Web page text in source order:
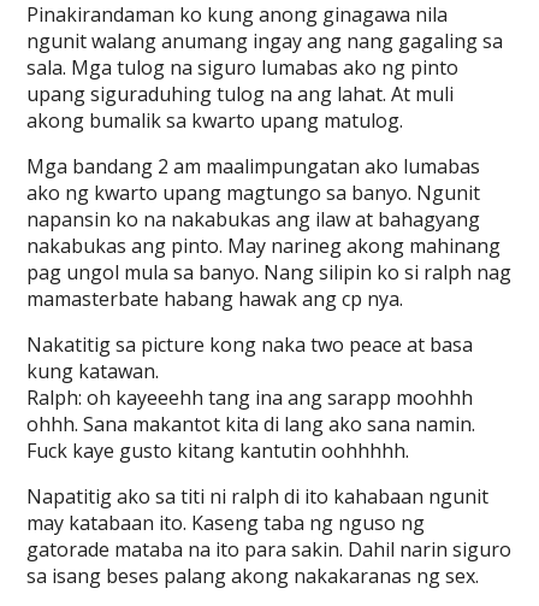
Pinakirandaman ko kung anong ginagawa nila
ngunit walang anumang ingay ang nang gagaling sa
sala. Mga tulog na siguro lumabas ako ng pinto
upang siguraduhing tulog na ang lahat. At muli
akong bumalik sa kwarto upang matulog.
Mga bandang 2 am maalimpungatan ako lumabas
ako ng kwarto upang magtungo sa banyo. Ngunit
napansin ko na nakabukas ang ilaw at bahagyang
nakabukas ang pinto. May narineg akong mahinang
pag ungol mula sa banyo. Nang silipin ko si ralph nag
mamasterbate habang hawak ang cp nya.
Nakatitig sa picture kong naka two peace at basa
kung katawan.
Ralph: oh kayeeehh tang ina ang sarapp moohhh
ohhh. Sana makantot kita di lang ako sana namin.
Fuck kaye gusto kitang kantutin oohhhhh.
Napatitig ako sa titi ni ralph di ito kahabaan ngunit
may katabaan ito. Kaseng taba ng nguso ng
gatorade mataba na ito para sakin. Dahil narin siguro
sa isang beses palang akong nakakaranas ng sex.